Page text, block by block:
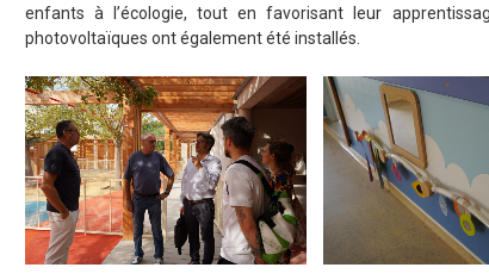
enfants à l’écologie, tout en favorisant leur
photovoltaïques ont également été installés.